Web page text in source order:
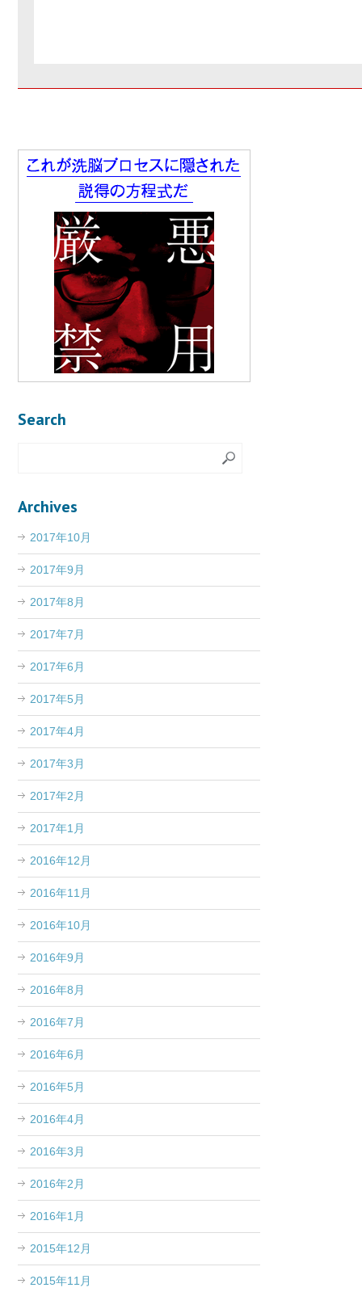
Search
Archives
2017年10月
2017年9月
2017年8月
2017年7月
2017年6月
2017年5月
2017年4月
2017年3月
2017年2月
2017年1月
2016年12月
2016年11月
2016年10月
2016年9月
2016年8月
2016年7月
2016年6月
2016年5月
2016年4月
2016年3月
2016年2月
2016年1月
2015年12月
2015年11月